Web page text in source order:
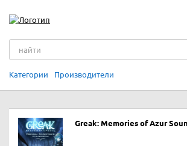
Категории Производители
Greak: Memories of Azur